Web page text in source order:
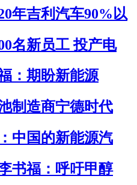
年吉利汽车90%以
名新员工 投产电
：期盼新能源
制造商宁德时代
中国的新能源汽
书福：呼吁甲醇